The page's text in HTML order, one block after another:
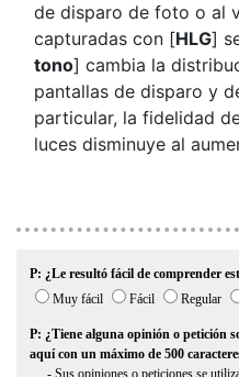
de disparo de foto o al
capturadas con [HLG]
tono] cambia la
pantallas de disparo y
particular, la fidelidad
luces disminuye al